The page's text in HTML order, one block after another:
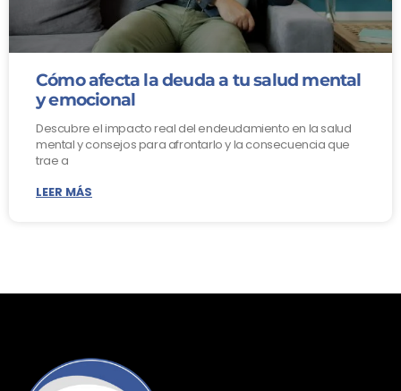
Cómo afecta la deuda a tu salud mental
y emocional
Descubre el impacto real del endeudamiento en la salud
mental y consejos para afrontarlo y la consecuencia que
trae a
LEER MÁS